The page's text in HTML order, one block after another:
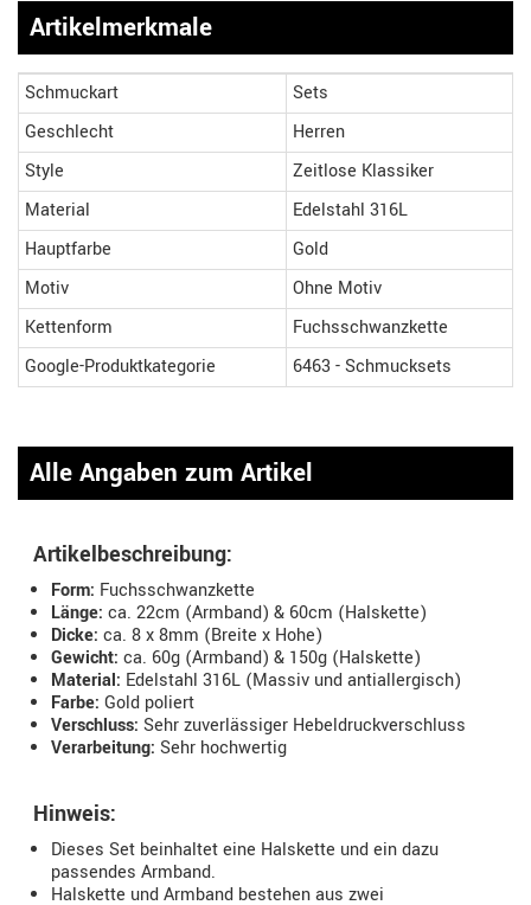
Artikelmerkmale
Schmuckart
Sets
Geschlecht
Herren
Style
Zeitlose Klassiker
Material
Edelstahl 316L
Hauptfarbe
Gold
Motiv
Ohne Motiv
Kettenform
Fuchsschwanzkette
Google-Produktkategorie
6463 - Schmucksets
Alle Angaben zum Artikel
Artikelbeschreibung:
Form: Fuchsschwanzkette
Länge: ca. 22cm (Armband) & 60cm (Halskette)
Dicke: ca. 8 x 8mm (Breite x Hohe)
Gewicht: ca. 60g (Armband) & 150g (Halskette)
Material: Edelstahl 316L (Massiv und antiallergisch)
Farbe: Gold poliert
Verschluss: Sehr zuverlässiger Hebeldruckverschluss
Verarbeitung: Sehr hochwertig
Hinweis:
Dieses Set beinhaltet eine Halskette und ein dazu
passendes Armband.
Halskette und Armband bestehen aus zwei